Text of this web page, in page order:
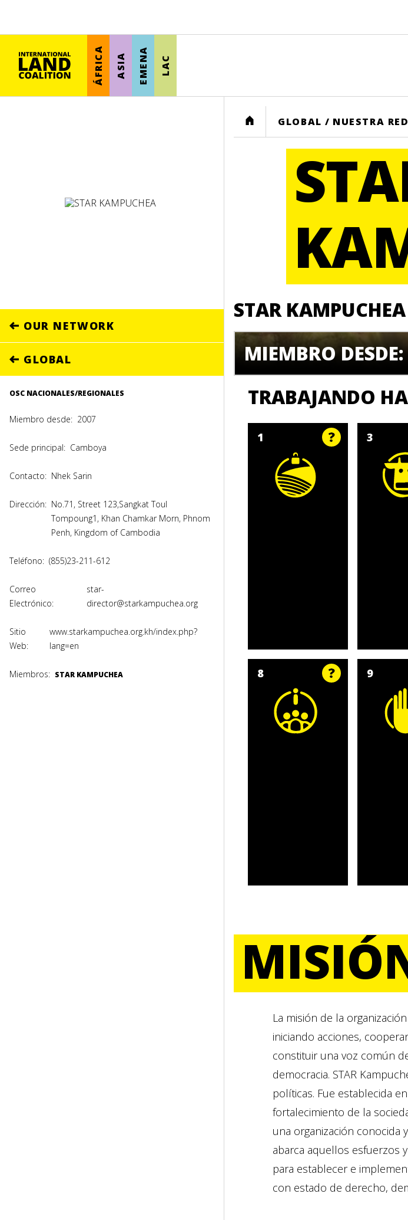
ÁFRICA ASIA EMENA LAC
OUR NETWORK
GLOBAL
OSC NACIONALES/REGIONALES
Miembro desde: 2007
Sede principal: Camboya
Contacto: Nhek Sarin
Dirección: No.71, Street 123,Sangkat Toul
Tompoung1, Khan Chamkar Morn, Phnom
Penh, Kingdom of Cambodia
Teléfono: (855)23-211-612
Correo
Electrónico:
star-
director@starkampuchea.org
Sitio
Web:
www.starkampuchea.org.kh/index.php?
lang=en
Miembros: STAR KAMPUCHEA
HOME GLOBAL / NUESTRA RED
STAR KAMPUCHEA
MIEMBRO
TRABAJANDO
1 3
8 9
La misión de la
iniciando acciones,
constituir una voz común
democracia. STAR
políticas. Fue establecida
fortalecimiento de la
una organización conocida
abarca aquellos esfuerzos
para establecer e
con estado de derecho,